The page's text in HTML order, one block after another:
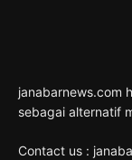
janabarnews.com
sebagai alternatif
Contact us :